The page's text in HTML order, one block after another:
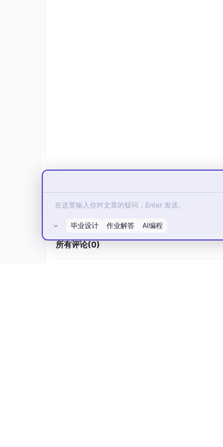
消息系统最重要的问题之一是：消息是否真的
RocketMQ 的可靠性需要从两个方向理解：
生产者到 Broker 的发送确认。
所有评论(0)
毕业设计 作业解答 AI编程